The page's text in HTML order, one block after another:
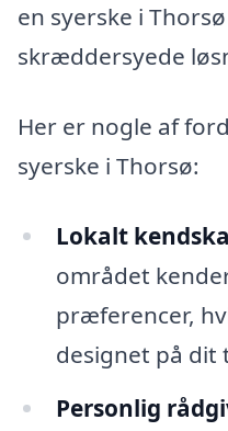
en syerske i
skræddersyede
Her er nogle af
syerske i Thorsø:
Lokalt
området
præferencer,
designet på dit
Personlig